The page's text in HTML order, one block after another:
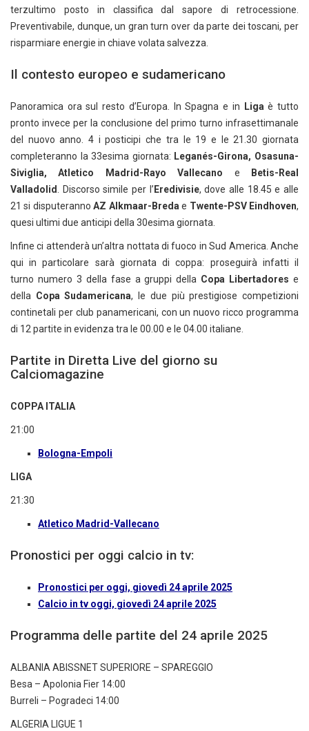
terzultimo posto in classifica dal sapore di retrocessione.
Preventivabile, dunque, un gran turn over da parte dei toscani, per
risparmiare energie in chiave volata salvezza.
Il contesto europeo e sudamericano
Panoramica ora sul resto d’Europa. In Spagna e in Ligaè tutto
pronto invece per la conclusione del primo turno infrasettimanale
del nuovo anno. 4 i posticipi che tra le 19 e le 21.30 giornata
completeranno la 33esima giornata: Leganés-Girona, Osasuna-
Siviglia, Atletico Madrid-Rayo Vallecano e
Betis-Real
Valladolid. Discorso simile per l’ Eredivisie, dove alle 18.45 e alle
21 si disputerannoAZ Alkmaar-Bredae Twente-PSV Eindhoven,
quesi ultimi due anticipi della 30esima giornata.
Infine ci attenderà un’altra nottata di fuoco in Sud America. Anche
qui in particolare sarà giornata di coppa: proseguirà infatti il
turno numero 3 della fase a gruppi della Copa Libertadorese
della Copa Sudamericana, le due più prestigiose competizioni
continetali per club panamericani, con un nuovo ricco programma
di 12 partite in evidenza tra le 00.00 e le 04.00 italiane.
Partite in Diretta Live del giorno su
Calciomagazine
COPPA ITALIA
21:00
Bologna-Empoli
LIGA
21:30
Atletico Madrid-Vallecano
Pronostici per oggi calcio in tv:
Pronostici per oggi, giovedì 24 aprile 2025
Calcio in tv oggi, giovedì 24 aprile 2025
Programma delle partite del 24 aprile 2025
ALBANIA ABISSNET SUPERIORE – SPAREGGIO
Besa – Apolonia Fier 14:00
Burreli – Pogradeci 14:00
ALGERIA LIGUE 1